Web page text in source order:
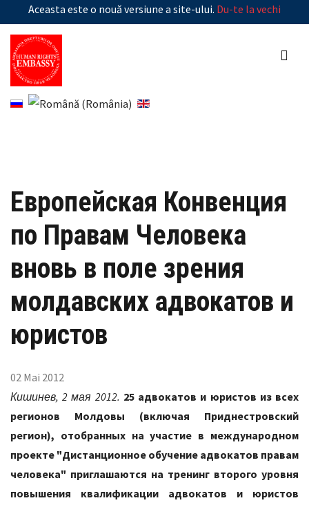
Aceasta este o nouă versiune a site-ului. Du-te la vechi
Европейская Конвенция
по Правам Человека
вновь в поле зрения
молдавских адвокатов и
юристов
02 Mai 2012
Кишинев, 2 мая 2012. 25 адвокатов и юристов из всех
регионов Молдовы (включая Приднестровский
регион), отобранных на участие в международном
проекте "Дистанционное обучение адвокатов правам
человека" приглашаются на тренинг второго уровня
повышения квалификации адвокатов и юристов